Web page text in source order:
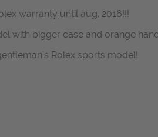
warranty until aug. 2016!!!
with bigger case and orange
Rolex sports model!